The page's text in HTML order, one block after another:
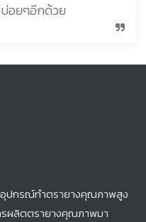
อยๆอีกด้วย
อุปกรณ์ทำตรายางคุณภาพสูง
รผลิตตรายางคุณภาพมา